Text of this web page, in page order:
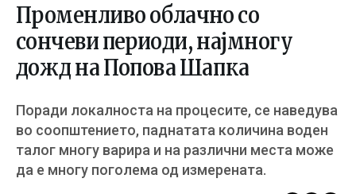
Променливо облачно со
сончеви периоди, најмногу
дожд на Попова Шапка
Поради локалноста на процесите, се наведува
во соопштението, паднатата количина воден
талог многу варира и на различни места може
да е многу поголема од измерената.